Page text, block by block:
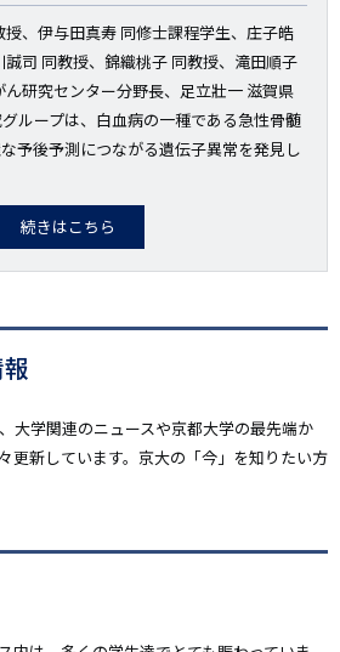
、伊与田真寿 同修士課程学生、庄子皓
司 同教授、錦織桃子 同教授、滝田順子
研究センター分野長、足立壯一 滋賀県
ループは、白血病の一種である急性骨髄
予後予測につながる遺伝子異常を発見し
続きはこちら
大学関連のニュースや京都大学の最先端か
更新しています。京大の「今」を知りたい方